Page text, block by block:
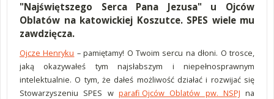
"Najświętszego Serca Pana Jezusa" u Ojców
Oblatów na katowickiej Koszutce. SPES wiele mu
zawdzięcza.
Ojcze Henryku – pamiętamy! O Twoim sercu na dłoni. O trosce,
jaką okazywałeś tym najsłabszym i niepełnosprawnym
intelektualnie. O tym, że dałeś możliwość działać i rozwijać się
Stowarzyszeniu SPES w parafii Ojców Oblatów pw. NSPJ na